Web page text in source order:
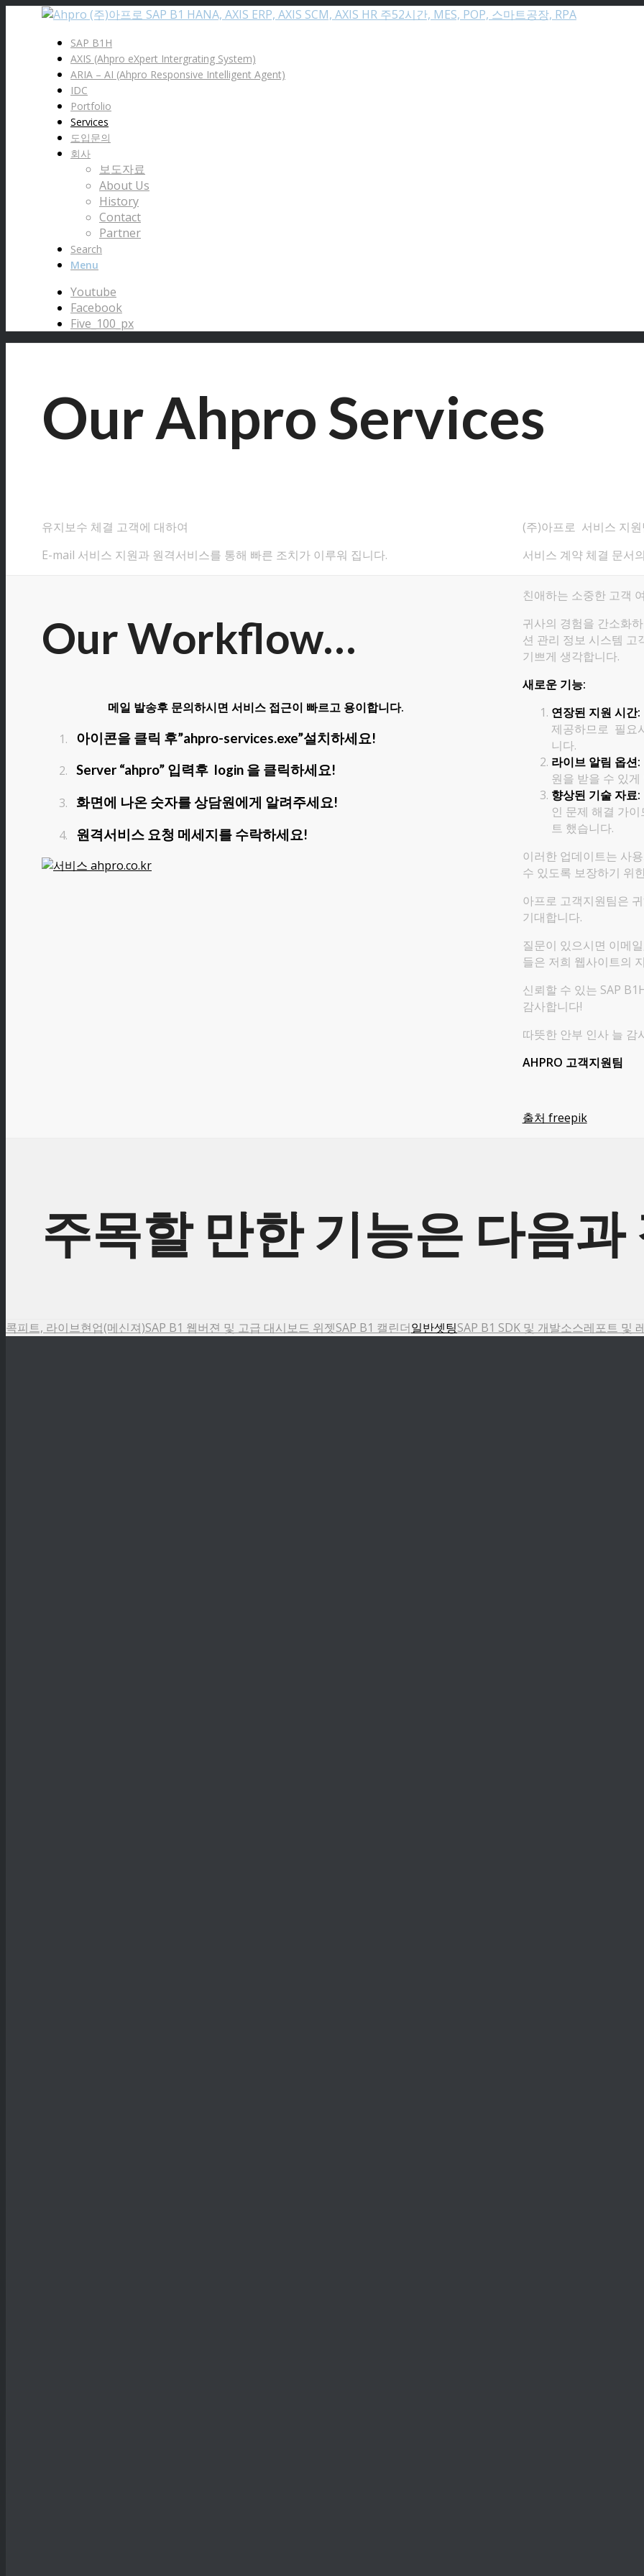
SAP B1H
AXIS (Ahpro eXpert Intergrating System)
ARIA – AI (Ahpro Responsive Intelligent Agent)
IDC
Portfolio
Services
도입문의
회사
보도자료
About Us
History
Contact
Partner
Search
Menu
Youtube
Facebook
Five_100_px
Our Ahpro Services
유지보수 체결 고객에 대하여
E-mail 서비스 지원과 원격서비스를 통해 빠른 조치가 이루워 집니다.
(주)아프로 서비스 지
서비스 계약 체결 문서
Our Workflow…
메일 발송후 문의하시면 서비스 접근이 빠르고 용이합니다.
아이콘을 클릭 후”ahpro-services.exe”설치하세요!
Server “ahpro” 입력후 login 을 클릭하세요!
화면에 나온 숫자를 상담원에게 알려주세요!
원격서비스 요청 메세지를 수락하세요!
친애하는 소중한 고객
귀사의 경험을 간소화
션 관리 정보 시스템 고
기쁘게 생각합니다.
새로운 기능:
연장된 지원 시간:
제공하므로 필요
니다.
라이브 알림 옵션:
원을 받을 수 있
향상된 기술 자료:
인 문제 해결 가
트 했습니다.
이러한 업데이트는 사
수 있도록 보장하기 위
아프로 고객지원팀은
기대합니다.
질문이 있으시면 이메
들은 저희 웹사이트의
신뢰할 수 있는 SAP
감사합니다!
따뜻한 안부 인사 늘 감
AHPRO 고객지원팀
출처 freepik
주목할 만한 기능은 다음과
콕피트, 라이브현업(메신져)SAP B1 웹버젼 및 고급 대시보드 위젯SAP B1 캘린더일반셋팅SAP B1 SDK 및 개발소스레포트 및